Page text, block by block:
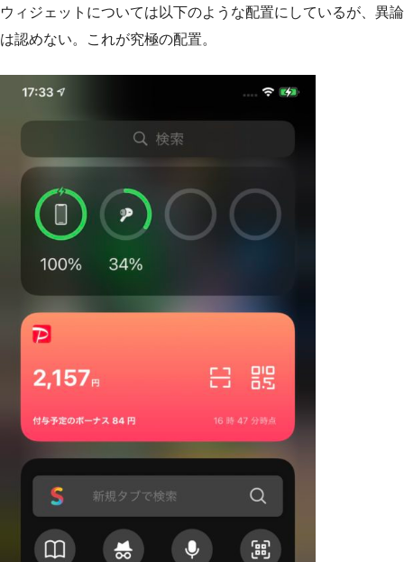
ウィジェットについては以下のような配置にしているが、異論
は認めない。これが究極の配置。